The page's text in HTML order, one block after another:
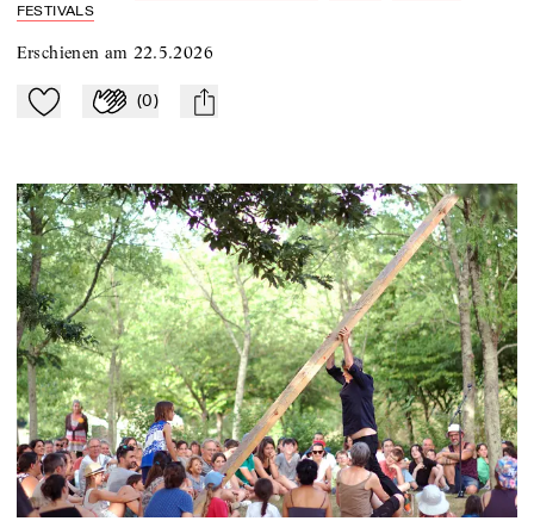
FESTIVALS
Erschienen am 22.5.2026
Zu Mein-TdZ hinzufügen
Applaudieren
(0) mail